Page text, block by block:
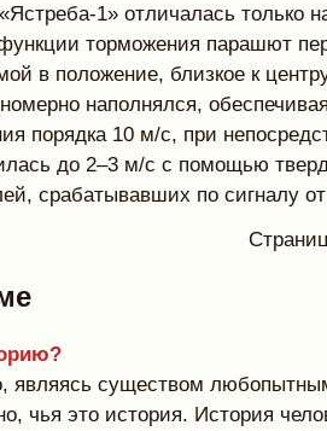
1» отличалась только
торможения парашют
в положение, близкое к
наполнялся,
порядка 10 м/с, при
до 2–3 м/с с помощью
срабатывавших по сигналу
являясь существом
чья это история. История